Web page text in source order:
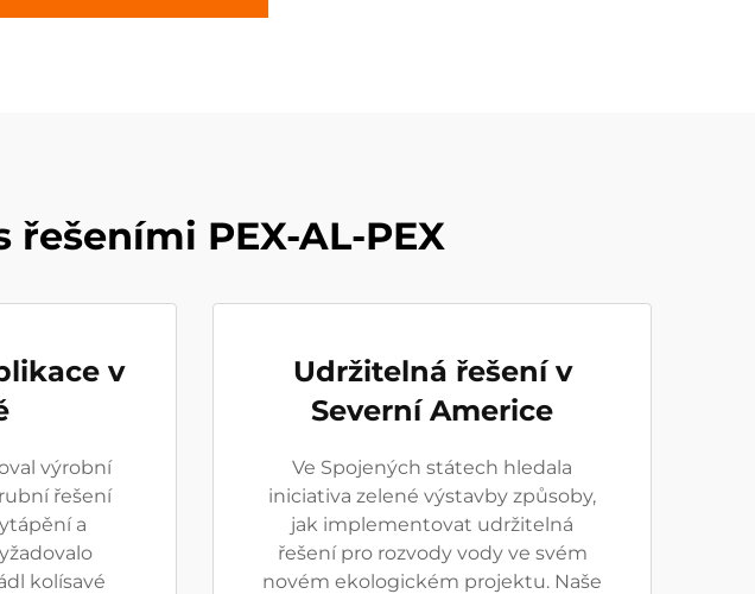
PEX-AL-PEX
v
výrobní
řešení
a
kolísavé
Udržitelná řešení v
Severní Americe
Ve Spojených státech hledala
iniciativa zelené výstavby způsoby,
jak implementovat udržitelná
řešení pro rozvody vody ve svém
novém ekologickém projektu. Naše